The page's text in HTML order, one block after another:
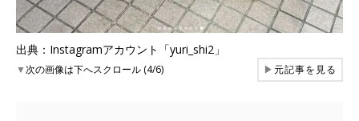
出典：Instagramアカウント「yuri_shi2」
▼次の画像は下へスクロール (4/6) ▶元記事を見る